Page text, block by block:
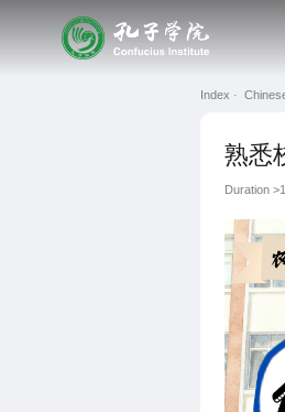
Index ·
熟悉
Duration